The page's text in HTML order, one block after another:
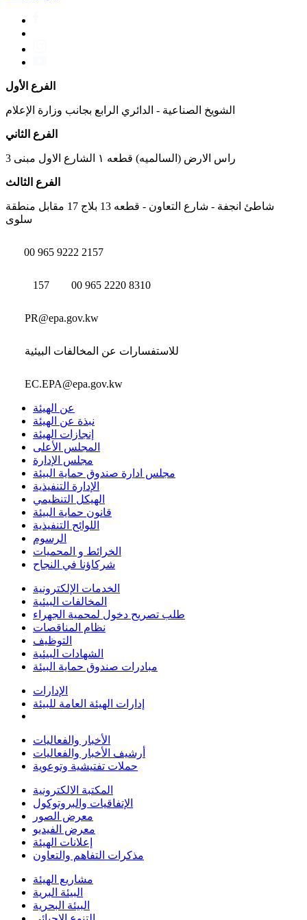
الفرع الأول
الشويخ الصناعية - الدائري الرابع بجانب وزارة الإعلام
الفرع الثاني
راس الارض (السالميه) قطعه ١ الشارع الاول مبنى 3
الفرع الثالث
شاطئ انجفة - شارع التعاون - قطعه 13 بلاج 17 مقابل منطقة
سلوى
00 965 9222 2157
157 00 965 2220 8310
PR@epa.gov.kw
للاستفسارات عن المخالفات البيئية
EC.EPA@epa.gov.kw
عن الهيئة
نبذة عن الهيئة
إنجازات الهيئة
المجلس الأعلى
مجلس الإدارة
مجلس ادارة صندوق حماية البيئة
الإدارة التنفيذية
الهيكل التنظيمي
قانون حماية البيئة
اللوائح التنفيذية
الرسوم
الخرائط و المحميات
شركاؤنا في النجاح
الخدمات الإلكترونية
المخالفات البيئية
طلب تصريح دخول لمحمية الجهراء
نظام المناقصات
التوظيف
الشهادات البيئية
مبادرات صندوق حماية البيئة
الإدارات
إدارات الهيئة العامة للبيئة
الأخبار والفعاليات
أرشيف الأخبار والفعاليات
حملات تفتيشية وتوعوية
المكتبة الالكترونية
الإتفاقيات والبروتوكول
معرض الصور
معرض الفيديو
إعلانات الهيئة
مذكرات التفاهم والتعاون
مشاريع الهيئة
البيئة البرية
البيئة البحرية